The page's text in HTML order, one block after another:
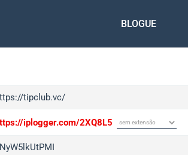
BLOGUE
tipclub.vc/
iplogger.com/2XQ8L5